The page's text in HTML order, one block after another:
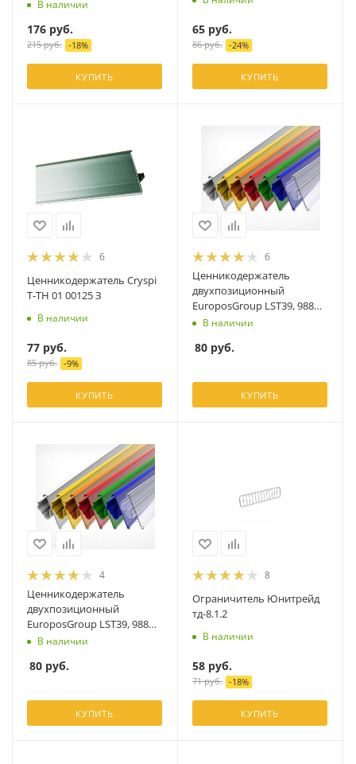
В наличии
176 руб.
215руб. -18%
КУПИТЬ
65 руб.
86руб. -24%
КУПИТЬ
6
Ценникодержатель Cryspi
T-TH 01 00125 З
В наличии
77 руб.
85руб. -9%
КУПИТЬ
6
Ценникодержатель
двухпозиционный
EuroposGroup LST39, 988
мм, прозрачный
В наличии
80 руб.
КУПИТЬ
4
Ценникодержатель
двухпозиционный
EuroposGroup LST39, 988
мм, белый
В наличии
80 руб.
КУПИТЬ
8
Ограничитель Юнитрейд
тд-8.1.2
В наличии
58 руб.
71руб. -18%
КУПИТЬ